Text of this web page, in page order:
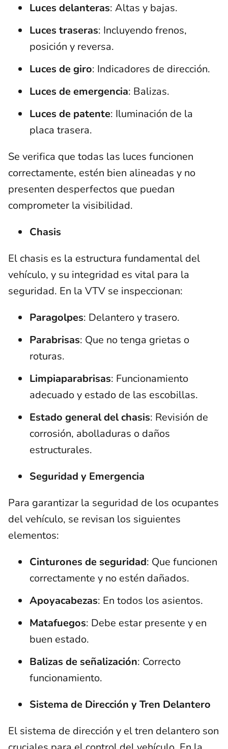
Luces delanteras: Altas y bajas.
Luces traseras: Incluyendo frenos,
posición y reversa.
Luces de giro: Indicadores de dirección.
Luces de emergencia: Balizas.
Luces de patente: Iluminación de la
placa trasera.
Se verifica que todas las luces funcionen
correctamente, estén bien alineadas y no
presenten desperfectos que puedan
comprometer la visibilidad.
Chasis
El chasis es la estructura fundamental del
vehículo, y su integridad es vital para la
seguridad. En la VTV se inspeccionan:
Paragolpes: Delantero y trasero.
Parabrisas: Que no tenga grietas o
roturas.
Limpiaparabrisas: Funcionamiento
adecuado y estado de las escobillas.
Estado general del chasis: Revisión de
corrosión, abolladuras o daños
estructurales.
Seguridad y Emergencia
Para garantizar la seguridad de los ocupantes
del vehículo, se revisan los siguientes
elementos:
Cinturones de seguridad: Que funcionen
correctamente y no estén dañados.
Apoyacabezas: En todos los asientos.
Matafuegos: Debe estar presente y en
buen estado.
Balizas de señalización: Correcto
funcionamiento.
Sistema de Dirección y Tren Delantero
El sistema de dirección y el tren delantero son